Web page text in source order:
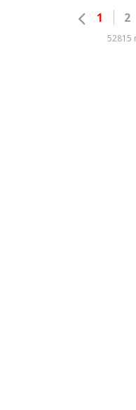
1 2
52815